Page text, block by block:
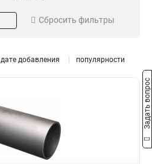
32х12x3000мм
Сбросить фильтры
дате добавления популярности
Задать вопрос